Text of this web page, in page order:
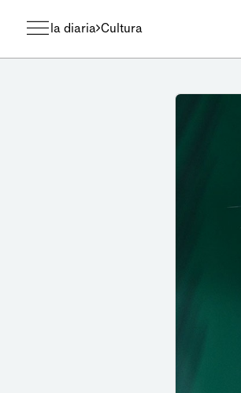
la diaria Cultura